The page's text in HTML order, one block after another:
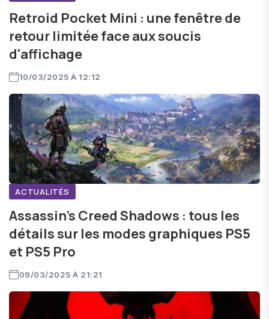
Retroid Pocket Mini : une fenêtre de
retour limitée face aux soucis
d'affichage
10/03/2025 À 12:12
ACTUALITÉS
Assassin’s Creed Shadows : tous les
détails sur les modes graphiques PS5
et PS5 Pro
09/03/2025 À 21:21